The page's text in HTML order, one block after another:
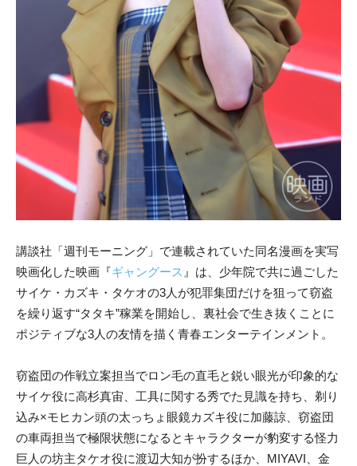
講談社「週刊モーニング」で連載されていた同名漫画を実写
映画化した映画『ギャングース 』は、少年院で共に過ごした
サイケ・カズキ・タケオの3人が犯罪集団だけを狙って窃盗
を繰り返す“タタキ”稼業を開始し、裏社会で生き抜くことに
ポジティブな3人の友情を描く青春エンターテインメント。
窃盗団の作戦立案担当でロン毛の直毛と鋭い眼光が印象的な
サイケ役に高杉真宙、工具に関する秀でた見識を持ち、剃り
込み×モヒカン頭の太っちょ眼鏡カズキ役に加藤諒、窃盗団
の車両担当で極限状態になるとキャラクターが豹変する怪力
巨人の坊主タケオ役に渡辺大知が扮するほか、MIYAVI、金